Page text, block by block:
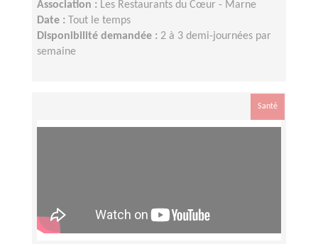
Association : Les Restaurants du Cœur - Marne
Date :
Tout le temps
Disponibilité demandée : 2 à 3 demi-journées par
semaine
Santé